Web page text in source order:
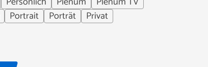
Portrait Porträt
Privat